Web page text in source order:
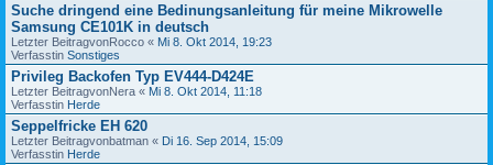
Suche dringend eine Bedinungsanleitung für meine Mikrowelle
Samsung CE101K in deutsch
Letzter BeitragvonRocco « Mi 8. Okt 2014, 19:23
Verfasstin Sonstiges
Privileg Backofen Typ EV444-D424E
Letzter BeitragvonNera « Mi 8. Okt 2014, 11:18
Verfasstin Herde
Seppelfricke EH 620
Letzter Beitragvonbatman « Di 16. Sep 2014, 15:09
Verfasstin Herde